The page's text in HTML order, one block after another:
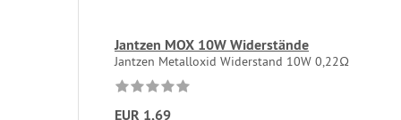
Jantzen MOX 10W Widerstände
Jantzen Metalloxid Widerstand 10W 0,22Ω
EUR 1,69